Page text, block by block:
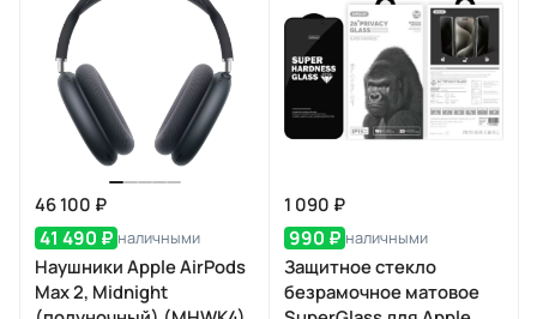
46 100 ₽
41 490 ₽ наличными
Наушники Apple AirPods
Max 2, Midnight
1 090 ₽
990 ₽ наличными
Защитное стекло
безрамочное матовое